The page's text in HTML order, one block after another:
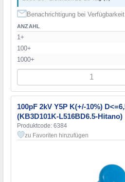
Benachrichtigung bei Verfügbarkeit
ANZAHL
1+
100+
1000+
100pF 2kV Y5P K(+/-10%)
(KB3D101K-L516BD6.5-Hitano)
Produktcode: 6384
zu Favoriten hinzufügen